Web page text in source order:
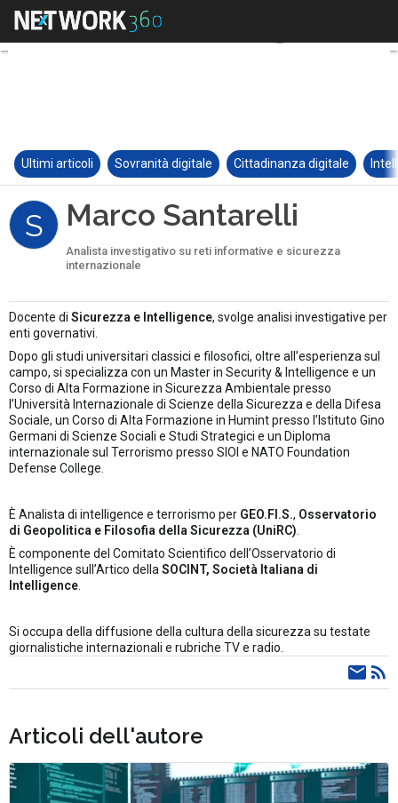
Ultimi articoli Sovranità digitale Cittadinanza digitale
S Marco Santarelli
Analista investigativo su reti informative e sicurezza
internazionale
Docente diSicurezza e Intelligence, svolge analisi investigative per
enti governativi.
Dopo gli studi universitari classici e filosofici, oltre all’esperienza sul
campo, si specializza con un Master in Security & Intelligence e un
Corso di Alta Formazione in Sicurezza Ambientale presso
l’Università Internazionale di Scienze della Sicurezza e della Difesa
Sociale, un Corso di Alta Formazione in Humint presso l’Istituto Gino
Germani di Scienze Sociali e Studi Strategici e un Diploma
internazionale sul Terrorismo presso SIOI e NATO Foundation
Defense College.
È Analista di intelligence e terrorismo per GEO.FI.S., Osservatorio
di Geopolitica e Filosofia della Sicurezza (UniRC)
È componente del Comitato Scientifico dell’Osservatorio di
Intelligence sull’Artico dellaSOCINT, Società Italiana di
Intelligence
Si occupa della diffusione della cultura della sicurezza su testate
giornalistiche internazionali e rubriche TV e radio.
Articoli dell'autore